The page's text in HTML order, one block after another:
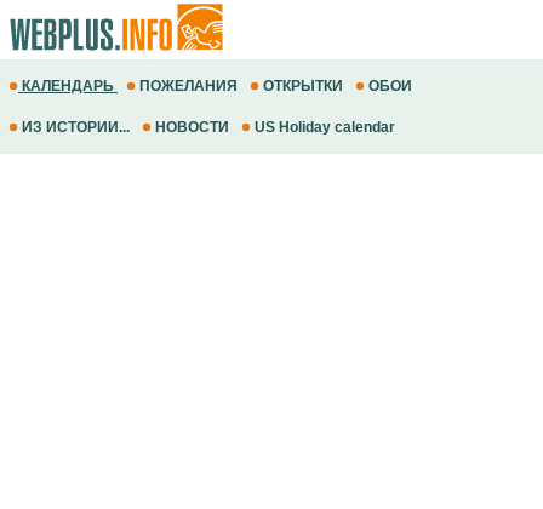
КАЛЕНДАРЬ ПОЖЕЛАНИЯ ОТКРЫТКИ ОБОИ
ИЗ ИСТОРИИ... НОВОСТИ US Holiday calendar